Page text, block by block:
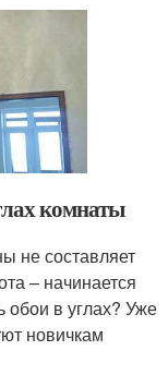
комнаты
не составляет
– начинается
обои в углах? Уже
новичкам